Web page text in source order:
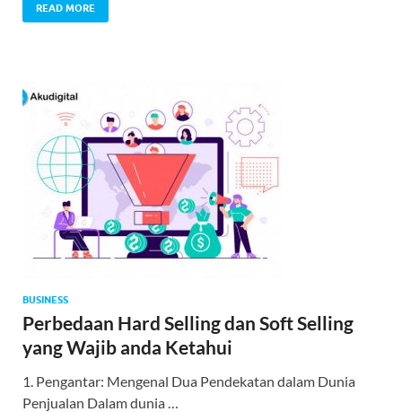
READ MORE
BUSINESS
Perbedaan Hard Selling dan Soft Selling
yang Wajib anda Ketahui
1. Pengantar: Mengenal Dua Pendekatan dalam Dunia
Penjualan Dalam dunia …